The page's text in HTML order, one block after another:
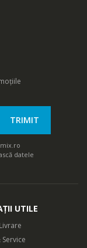
datele
UTILE